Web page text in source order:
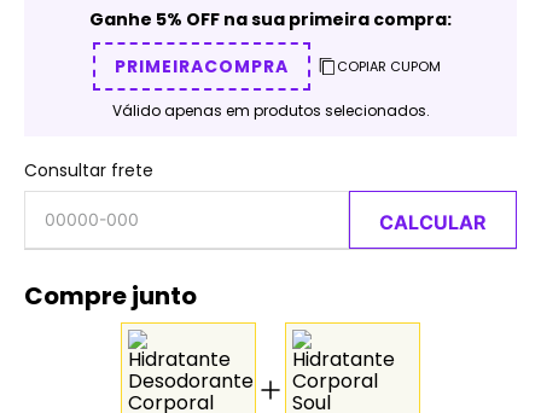
Ganhe 5% OFF na sua primeira compra:
PRIMEIRACOMPRA
COPIAR CUPOM
Válido apenas em produtos selecionados.
Consultar frete
CALCULAR
Compre junto